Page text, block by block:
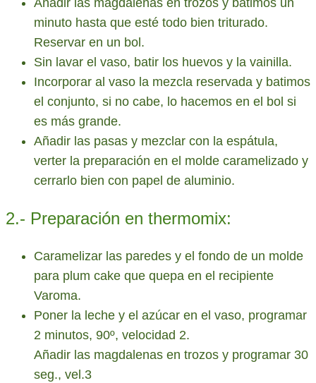
Añadir las magdalenas en trozos y batimos un
minuto hasta que esté todo bien triturado.
Reservar en un bol.
Sin lavar el vaso, batir los huevos y la vainilla.
Incorporar al vaso la mezcla reservada y batimos
el conjunto, si no cabe, lo hacemos en el bol si
es más grande.
Añadir las pasas y mezclar con la espátula,
verter la preparación en el molde caramelizado y
cerrarlo bien con papel de aluminio.
2.- Preparación en thermomix:
Caramelizar las paredes y el fondo de un molde
para plum cake que quepa en el recipiente
Varoma.
Poner la leche y el azúcar en el vaso, programar
2 minutos, 90º, velocidad 2.
Añadir las magdalenas en trozos y programar 30
seg., vel.3